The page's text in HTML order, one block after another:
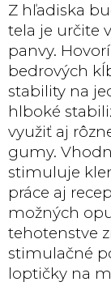
Z hľadiska
tela je určite
panvy.
bedrových
stability na
hlboké
využiť aj
gumy.
stimuluje
práce aj
možných
tehotenstve
stimulačné
loptičky na